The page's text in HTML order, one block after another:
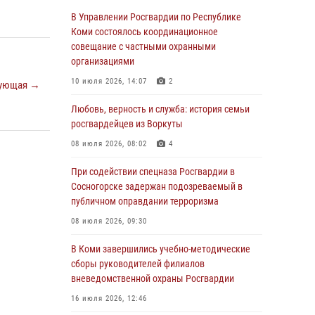
→
обратился в Росгвардию для добровольной
сдачи оружия
31 июля 2026, 10:55
Временно исполняющий обязанности
Республике Коми лично проверил ДОЛ
31 июля 2026, 06:57 8
В Усинске росгвардейцы оперативно
отработали план «Квартал»
30 июля 2026, 13:53
ежегодного Всероссийского конкурса
профессионального мастерства среди
сотрудников вневедомственной охраны
В Управлении Росгвардии по Республике
Коми состоялось координационное
совещание с частными охранными
организациями
10 июля 2026, 14:07 2
Любовь, верность и служба: история семьи
росгвардейцев из Воркуты
08 июля 2026, 08:02 4
При содействии спецназа Росгвардии в
Сосногорске задержан подозреваемый в
публичном оправдании терроризма
08 июля 2026, 09:30
В Коми завершились учебно-методические
сборы руководителей филиалов
вневедомственной охраны Росгвардии
16 июля 2026, 12:46